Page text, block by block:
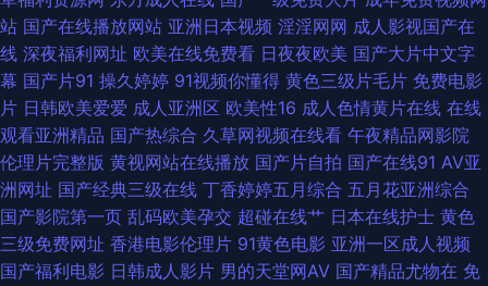
院污av 91精品91 高清无码网站导航 欧美肥B 亚洲av色综合 91视频综合区
超碰人人肏 精东成人网 欧美性色A 微拍福利24 51老湿机 AV少妇导航 韩国
精品一二三 殴美系列一区 亚洲tv色 91网址在线 东京色视频 欧美精品网 少妇
草草操 综合另类激情 99精品热8 福利社五月天 欧美浮力 微拍福利在线导航
91色女啪啪 成人电影91 黄色短片合集 欧美性交狂野 性爱视频一区二区 91嫂
站 国产在线播放网站 亚洲日本视频 淫淫网网 成人影视国产在
线 深夜福利网址 欧美在线免费看 日夜夜欧美 国产大片中文字
幕 国产片91 操久婷婷 91视频你懂得 黄色三级片毛片 免费电影
片 日韩欧美爱爱 成人亚洲区 欧美性16 成人色情黄片在线 在线
观看亚洲精品 国产热综合 久草网视频在线看 午夜精品网影院
伦理片完整版 黄视网站在线播放 国产片自拍 国产在线91 AV亚
洲网址 国产经典三级在线 丁香婷婷五月综合 五月花亚洲综合
国产影院第一页 乱码欧美孕交 超碰在线艹 日本在线护士 黄色
三级免费网址 香港电影伦理片 91黄色电影 亚洲一区成人视频
国产福利电影 日韩成人影片 男的天堂网AV 国产精品尤物在 免